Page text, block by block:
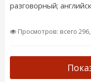
разговорный;
Просмотров: всего